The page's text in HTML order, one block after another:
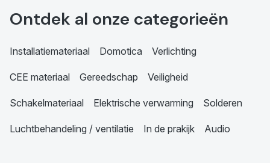
Ontdek al onze categorieën
Installatiemateriaal Domotica Verlichting
CEE materiaal Gereedschap Veiligheid
Schakelmateriaal Elektrische verwarming Solderen
Luchtbehandeling / ventilatie In de prakijk Audio